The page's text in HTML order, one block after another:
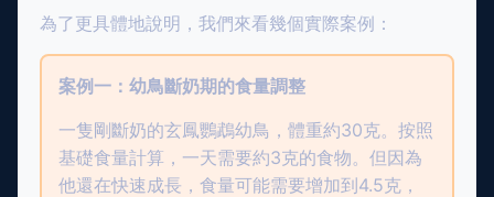
為了更具體地說明，我們來看幾個實際案例：
案例一：幼鳥斷奶期的食量調整
一隻剛斷奶的玄鳳鸚鵡幼鳥，體重約30克。按照
基礎食量計算，一天需要約3克的食物。但因為
他還在快速成長，食量可能需要增加到4.5克，